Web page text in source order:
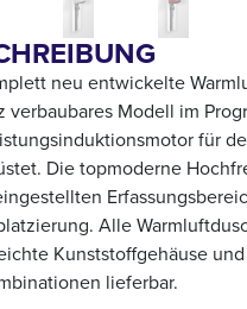
neu entwickelte
verbaubares Modell im
für
Die topmoderne
Alle
Kunststoffgehäuse
lieferbar.